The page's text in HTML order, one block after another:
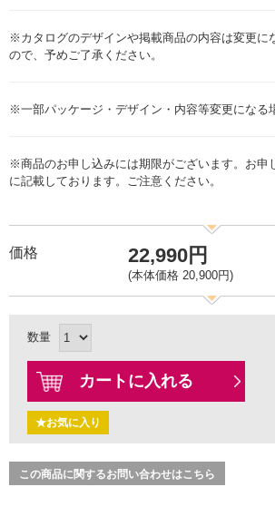
※カタログのデザインや掲載商品の内容は変更に
ので、予めご了承ください。
※一部パッケージ・デザイン・内容等変更になる
※商品のお申し込みには期限がございます。お申
に記載しております。ご注意ください。
価格 22,990円
(本体価格 20,900円)
数量
カートに入れる
★お気に入り
この商品に関するお問い合わせはこちら